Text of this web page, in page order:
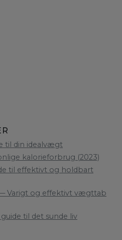
til din idealvægt
kalorieforbrug (2023)
til effektivt og holdbart
Varigt og effektivt vægttab
til det sunde liv